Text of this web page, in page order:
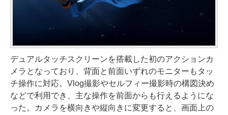
デュアルタッチスクリーンを搭載した初のアクションカ
メラとなっており、背面と前面いずれのモニターもタッ
チ操作に対応。Vlog撮影やセルフィー撮影時の構図決め
などで利用でき、主な操作を前面からも行えるようにな
った。カメラを横向きや縦向きに変更すると、画面上の